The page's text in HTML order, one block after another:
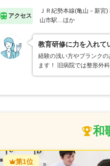
アクセス
ＪＲ紀勢本線(亀山－新宮
山市駅…ほか
教育研修に力を入れて
経験の浅い方やブランク
ます！ 旧病院では整形外
和
第1位